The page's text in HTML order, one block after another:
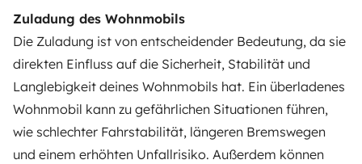
Zuladung des Wohnmobils
Die Zuladung ist von entscheidender Bedeutung, da sie
direkten Einfluss auf die Sicherheit, Stabilität und
Langlebigkeit deines Wohnmobils hat. Ein überladenes
Wohnmobil kann zu gefährlichen Situationen führen,
wie schlechter Fahrstabilität, längeren Bremswegen
und einem erhöhten Unfallrisiko. Außerdem können